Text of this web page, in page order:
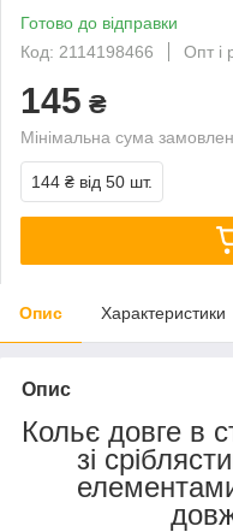
Готово до відправки
Код: 2114198466
Опт і
145 ₴
Мінімальна сума
144 ₴ від 50 шт.
Опис Характеристики
Опис
Кольє довге в
зі